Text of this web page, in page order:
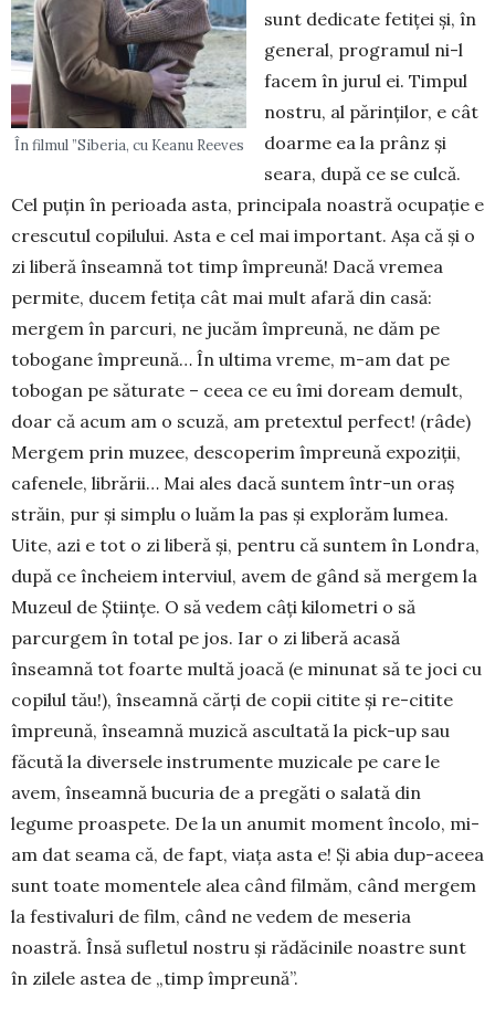
În filmul ”Siberia, cu Keanu Reeves
sunt dedicate fetiţei şi, în
general, programul ni-l
facem în jurul ei. Timpul
nostru, al părinţilor, e cât
doarme ea la prânz şi
seara, după ce se culcă.
Cel puţin în perioada asta, principala noastră ocupaţie e
crescutul copilului. Asta e cel mai important. Aşa că şi o
zi liberă înseamnă tot timp împreună! Dacă vremea
permite, ducem fetiţa cât mai mult afară din casă:
mergem în parcuri, ne jucăm împreună, ne dăm pe
tobogane împreună… În ultima vreme, m-am dat pe
tobogan pe sătu­ra­te – ceea ce eu îmi do­ream demult,
doar că acum am o scuză, am pretextul perfect! (râ­de)
Mer­gem prin muzee, des­coperim împreună ex­po­ziţii,
cafenele, libră­rii… Mai ales dacă sun­tem într-un oraş
străin, pur şi sim­plu o luăm la pas şi explo­răm lumea.
Uite, azi e tot o zi liberă şi, pentru că suntem în Lon­dra,
după ce încheiem in­terviul, avem de gând să mergem la
Muzeul de Ştiinţe. O să vedem câţi kilo­metri o să
parcurgem în total pe jos. Iar o zi libe­ră acasă
înseamnă tot foarte multă joacă (e minunat să te joci cu
copilul tău!), înseamnă cărţi de copii citite şi re-citite
împreună, înseamnă muzică as­cul­tată la pick-up sau
făcută la diversele instru­mente muzicale pe care le
avem, înseamnă bucuria de a pregăti o salată din
legume proaspete. De la un anumit moment încolo, mi-
am dat seama că, de fapt, viaţa asta e! Şi abia dup-aceea
sunt toate momentele alea când filmăm, când mergem
la festivaluri de film, când ne vedem de meseria
noastră. Însă sufletul nostru şi rădăcinile noastre sunt
în zilele astea de „timp împreună”.